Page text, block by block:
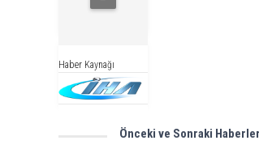
Haber Kaynağı
Önceki ve Sonraki Haberler